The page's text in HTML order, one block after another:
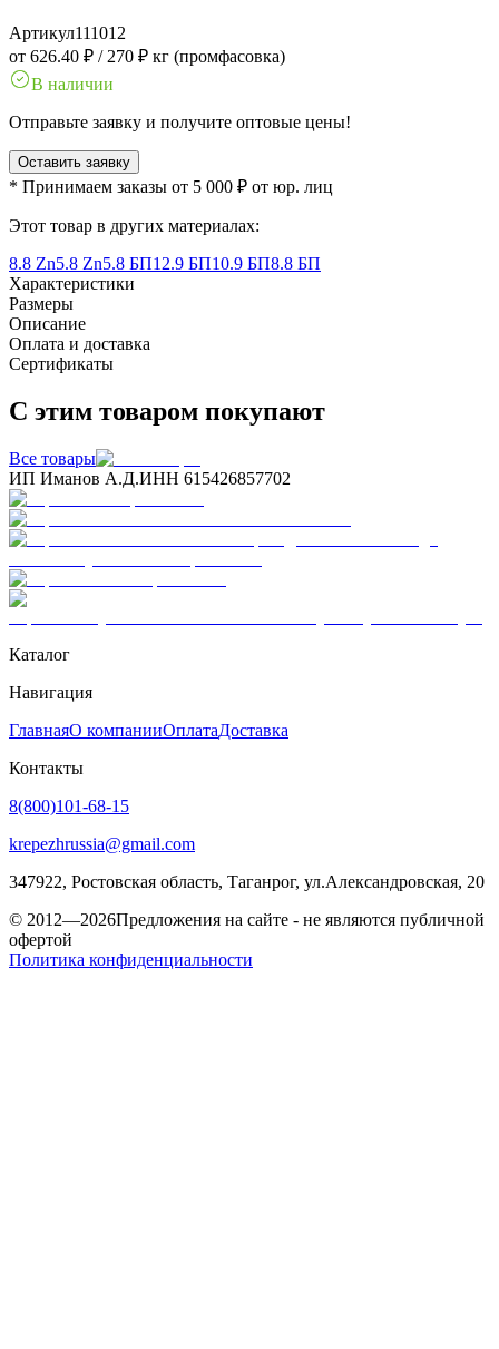
Артикул111012
от 626.40 ₽ / 270 ₽ кг (промфасовка)
В наличии
Отправьте заявку и получите оптовые цены!
Оставить заявку
* Принимаем заказы от 5 000 ₽ от юр. лиц
Этот товар в других материалах:
8.8 Zn5.8 Zn5.8 БП12.9 БП10.9 БП8.8 БП
Характеристики
Размеры
Описание
Оплата и доставка
Сертификаты
С этим товаром покупают
Все товары
ИП Иманов А.Д.ИНН 615426857702
Каталог
Навигация
ГлавнаяО компанииОплатаДоставка
Контакты
8(800)101-68-15
krepezhrussia@gmail.com
347922, Ростовская область, Таганрог, ул.Александровская, 20
© 2012—2026Предложения на сайте - не являются публичной
офертой
Политика конфиденциальности